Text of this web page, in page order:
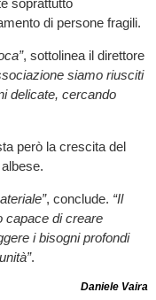
di persone fragili.
, sottolinea il direttore
siamo riusciti
delicate, cercando
però la crescita del
, conclude. “Il
capace di creare
i bisogni profondi
.
Daniele Vaira